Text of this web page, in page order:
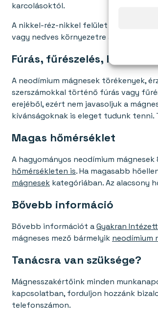
karcolásoktól.
A nikkel-réz-nikkel felület nem áll ellen
vagy nedves környezetre ajánljuk a
Fúrás, fűrészelés,
A neodímium mágnesek törékenyek,
szerszámokkal történő fúrás vagy
erejéből, ezért nem javasoljuk a
kívánságoknak is eleget tudunk tenni.
Magas hőmérséklet
A hagyományos neodímium
hőmérsékleten is. Ha magasabb
mágnesek kategóriában. Az alacsony
Bővebb információ
Bővebb információt aGyakran
mágneses mező bármelyik neodímium
Tanácsra van szüksége?
Mágnesszakértőink minden
kapcsolatban, forduljon hozzánk
telefonszámon.